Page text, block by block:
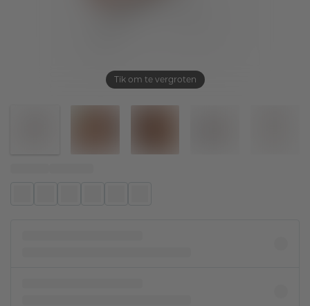
Tik om te vergroten